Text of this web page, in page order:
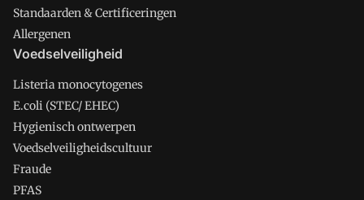
Standaarden & Certificeringen
Allergenen
Voedselveiligheid
Listeria monocytogenes
E.coli (STEC/ EHEC)
Hygienisch ontwerpen
Voedselveiligheidscultuur
Fraude
PFAS